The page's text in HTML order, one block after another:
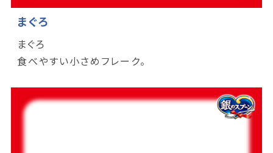
まぐろ
まぐろ
食べやすい小さめフレーク。